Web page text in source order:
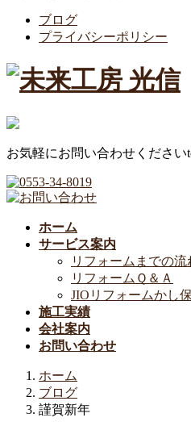
ブログ
プライバシーポリシー
お気軽にお問い合わせください
ホーム
サービス案内
リフォームまでの流
リフォームＱ＆Ａ
JIOリフォームかし
施工実績
会社案内
お問い合わせ
ホーム
ブログ
謹賀新年